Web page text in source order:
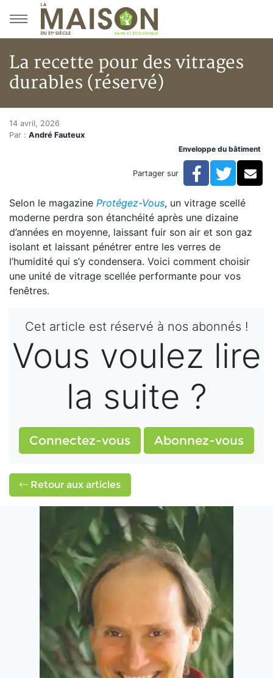
Aller au menu principal
Aller au contenu principal
La recette pour des vitrages
durables (réservé)
Accueil
Articles
La recette pour des vitrages durables (réservé)
La recette pour des vitrages
14 avril, 2026
Par : André Fauteux
Enveloppe du bâtiment
Partager sur Facebook
Selon le magazine Protégez-Vous, un vitrage scellé
moderne perdra son étanchéité après une dizaine
d’années en moyenne, laissant fuir son air et son gaz
isolant et laissant pénétrer entre les verres de
l’humidité qui s’y condensera. Voici comment choisir
une unité de vitrage scellée performante pour vos
fenêtres.
Cet article est réservé à nos abonnés !
Vous voulez lire
la suite ?
Connectez-vous Abonnez-vous
Retour aux articles